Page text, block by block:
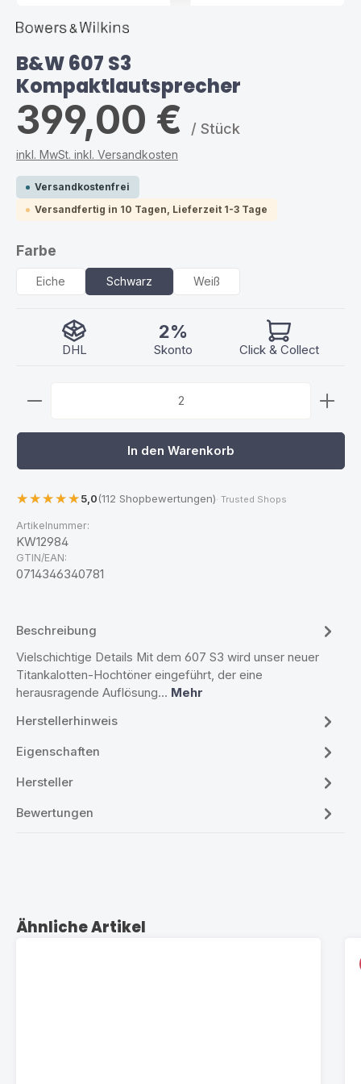
B&W 607 S3
Kompaktlautsprecher
399,00 € / Stück
inkl. MwSt. inkl. Versandkosten
Versandkostenfrei
Versandfertig in 10 Tagen, Lieferzeit 1-3 Tage
Farbe
Eiche Schwarz Weiß
DHL
2%
Skonto Click & Collect
Produkt Anzahl: Gib den gewünschten Wert ein
In den Warenkorb
5,0(112 Shopbewertungen)· Trusted Shops
Artikelnummer:
KW12984
GTIN/EAN:
0714346340781
Beschreibung
Vielschichtige Details Mit dem 607 S3 wird unser neuer
Titankalotten-Hochtöner eingeführt, der eine
herausragende Auflösung… Mehr
Herstellerhinweis
Eigenschaften
Hersteller
Bewertungen
Produktgalerie überspringen
Ähnliche Artikel